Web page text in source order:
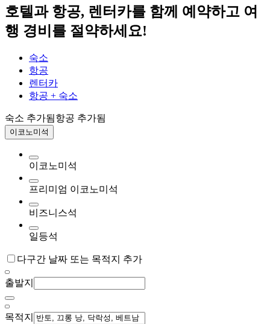
호텔과 항공, 렌터카를 함께 예약하고 여
행 경비를 절약하세요!
숙소
항공
렌터카
항공 + 숙소
숙소 추가됨항공 추가됨
이코노미석
이코노미석
프리미엄 이코노미석
비즈니스석
일등석
다구간 날짜 또는 목적지 추가
출발지
목적지